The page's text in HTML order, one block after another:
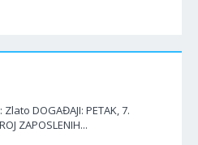
DOGAĐAJI: PETAK, 7.
ZAPOSLENIH...